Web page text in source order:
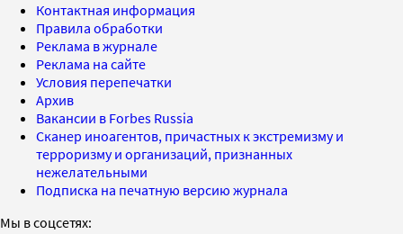
Контактная информация
Правила обработки
Реклама в журнале
Реклама на сайте
Условия перепечатки
Архив
Вакансии в Forbes Russia
Сканер иноагентов, причастных к экстремизму и
терроризму и организаций, признанных
нежелательными
Подписка на печатную версию журнала
Мы в соцсетях: